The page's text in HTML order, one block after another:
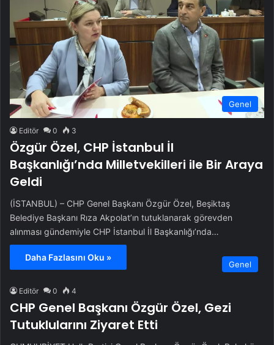
Genel
Editör 0 3
Özgür Özel, CHP İstanbul İl
Başkanlığı’nda Milletvekilleri ile Bir Araya
Geldi
(İSTANBUL) – CHP Genel Başkanı Özgür Özel, Beşiktaş
Belediye Başkanı Rıza Akpolat’ın tutuklanarak görevden
alınması gündemiyle CHP İstanbul İl Başkanlığı’nda…
Daha Fazlasını Oku »
Genel
Editör 0 4
CHP Genel Başkanı Özgür Özel, Gezi
Tutuklularını Ziyaret Etti